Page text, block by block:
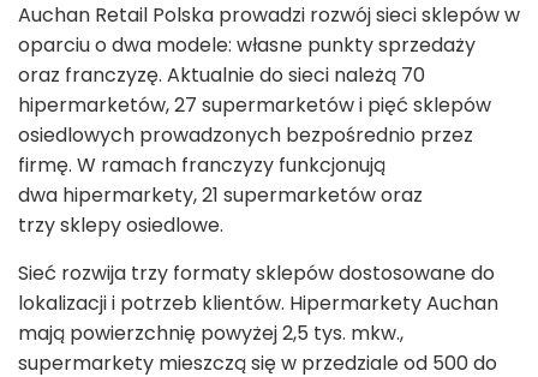
Auchan Retail Polska prowadzi rozwój sieci sklepów w
oparciu o dwa modele: własne punkty sprzedaży
oraz franczyzę. Aktualnie do sieci należą 70
hipermarketów, 27 supermarketów i pięć sklepów
osiedlowych prowadzonych bezpośrednio przez
firmę. W ramach franczyzy funkcjonują
dwa hipermarkety, 21 supermarketów oraz
trzy sklepy osiedlowe.
Sieć rozwija trzy formaty sklepów dostosowane do
lokalizacji i potrzeb klientów. Hipermarkety Auchan
mają powierzchnię powyżej 2,5 tys. mkw.,
supermarkety mieszczą się w przedziale od 500 do